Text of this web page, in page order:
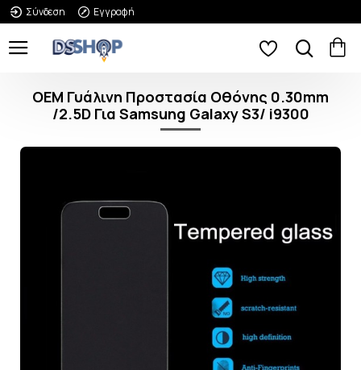
Σύνδεση Εγγραφή
OEM Γυάλινη Προστασία Οθόνης 0.30mm
/2.5D Για Samsung Galaxy S3/ i9300